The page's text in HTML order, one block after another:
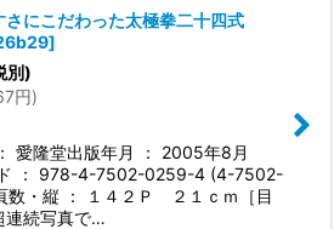
さにこだわった太極拳二十四式
]
別)
円)
愛隆堂出版年月 ： 2005年8月
： 978-4-7502-0259-4 (4-7502-
数・縦 ： １４２Ｐ ２１ｃｍ［目
連続写真で…